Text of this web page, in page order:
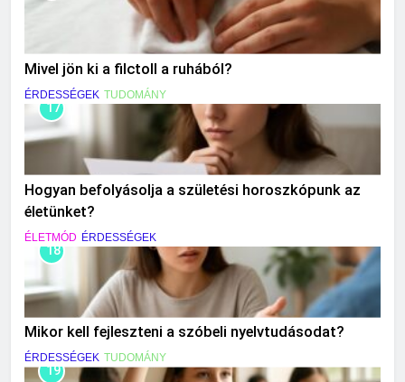
Mivel jön ki a filctoll a ruhából?
ÉRDESSÉGEK TUDOMÁNY
17
Hogyan befolyásolja a születési horoszkópunk az
életünket?
ÉLETMÓD ÉRDESSÉGEK
18
Mikor kell fejleszteni a szóbeli nyelvtudásodat?
ÉRDESSÉGEK TUDOMÁNY
19